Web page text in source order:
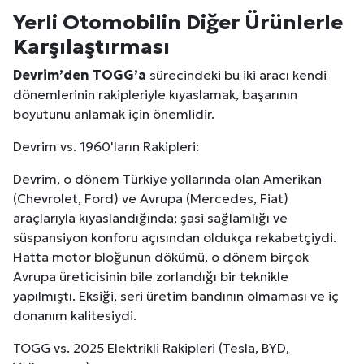
Yerli Otomobilin Diğer Ürünlerle
Karşılaştırması
Devrim’den TOGG’a sürecindeki bu iki aracı kendi
dönemlerinin rakipleriyle kıyaslamak, başarının
boyutunu anlamak için önemlidir.
Devrim vs. 1960'ların Rakipleri:
Devrim, o dönem Türkiye yollarında olan Amerikan
(Chevrolet, Ford) ve Avrupa (Mercedes, Fiat)
araçlarıyla kıyaslandığında; şasi sağlamlığı ve
süspansiyon konforu açısından oldukça rekabetçiydi.
Hatta motor bloğunun dökümü, o dönem birçok
Avrupa üreticisinin bile zorlandığı bir teknikle
yapılmıştı. Eksiği, seri üretim bandının olmaması ve iç
donanım kalitesiydi.
TOGG vs. 2025 Elektrikli Rakipleri (Tesla, BYD,